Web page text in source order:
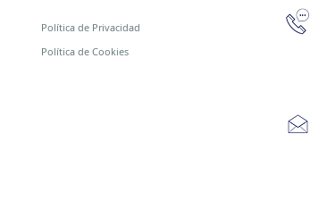
Política de Privacidad
Política de Cookies